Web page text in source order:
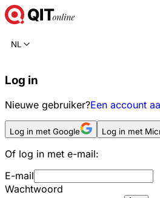
NL
Log in
Nieuwe gebruiker?Een account
Log in met Google Log in met
Of log in met e-mail:
E-mail
Wachtwoord